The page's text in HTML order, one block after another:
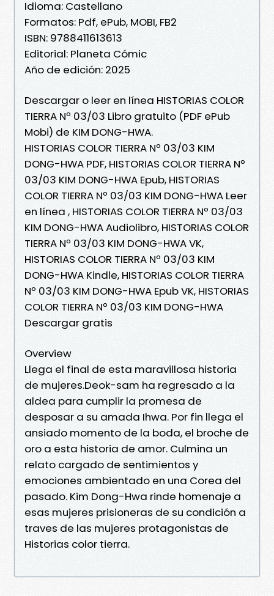
Idioma: Castellano
Formatos: Pdf, ePub, MOBI, FB2
ISBN: 9788411613613
Editorial: Planeta Cómic
Año de edición: 2025
Descargar o leer en línea HISTORIAS COLOR
TIERRA Nº 03/03 Libro gratuito (PDF ePub
Mobi) de KIM DONG-HWA.
HISTORIAS COLOR TIERRA Nº 03/03 KIM
DONG-HWA PDF, HISTORIAS COLOR TIERRA Nº
03/03 KIM DONG-HWA Epub, HISTORIAS
COLOR TIERRA Nº 03/03 KIM DONG-HWA Leer
en línea , HISTORIAS COLOR TIERRA Nº 03/03
KIM DONG-HWA Audiolibro, HISTORIAS COLOR
TIERRA Nº 03/03 KIM DONG-HWA VK,
HISTORIAS COLOR TIERRA Nº 03/03 KIM
DONG-HWA Kindle, HISTORIAS COLOR TIERRA
Nº 03/03 KIM DONG-HWA Epub VK, HISTORIAS
COLOR TIERRA Nº 03/03 KIM DONG-HWA
Descargar gratis
Overview
Llega el final de esta maravillosa historia
de mujeres.Deok-sam ha regresado a la
aldea para cumplir la promesa de
desposar a su amada Ihwa. Por fin llega el
ansiado momento de la boda, el broche de
oro a esta historia de amor. Culmina un
relato cargado de sentimientos y
emociones ambientado en una Corea del
pasado. Kim Dong-Hwa rinde homenaje a
esas mujeres prisioneras de su condición a
traves de las mujeres protagonistas de
Historias color tierra.